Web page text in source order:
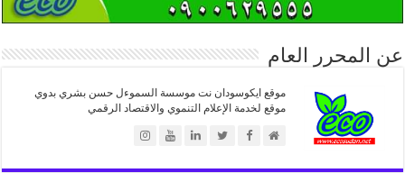
عن المحرر العام
موقع ايكوسودان نت موسسة السموءل حسن بشري بدوي
موقع لخدمة الإعلام التنموي والاقتصاد الرقمي